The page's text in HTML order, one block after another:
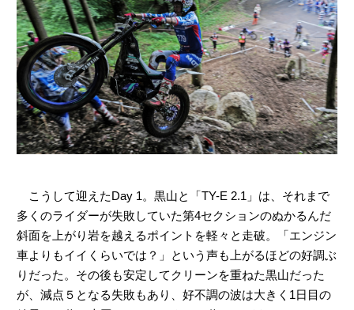
こうして迎えたDay 1。黒山と「TY-E 2.1」は、それまで
多くのライダーが失敗していた第4セクションのぬかるんだ
斜面を上がり岩を越えるポイントを軽々と走破。「エンジン
車よりもイイくらいでは？」という声も上がるほどの好調ぶ
りだった。その後も安定してクリーンを重ねた黒山だった
が、減点５となる失敗もあり、好不調の波は大きく1日目の